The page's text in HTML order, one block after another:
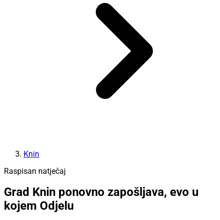
Knin
Raspisan natječaj
Grad Knin ponovno zapošljava, evo u
kojem Odjelu